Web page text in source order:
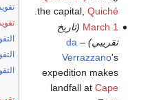
the capital, Quiché
March 1 (تاريخ
تقريبي) –
da
Verrazzano's
expedition makes
landfall at Cape